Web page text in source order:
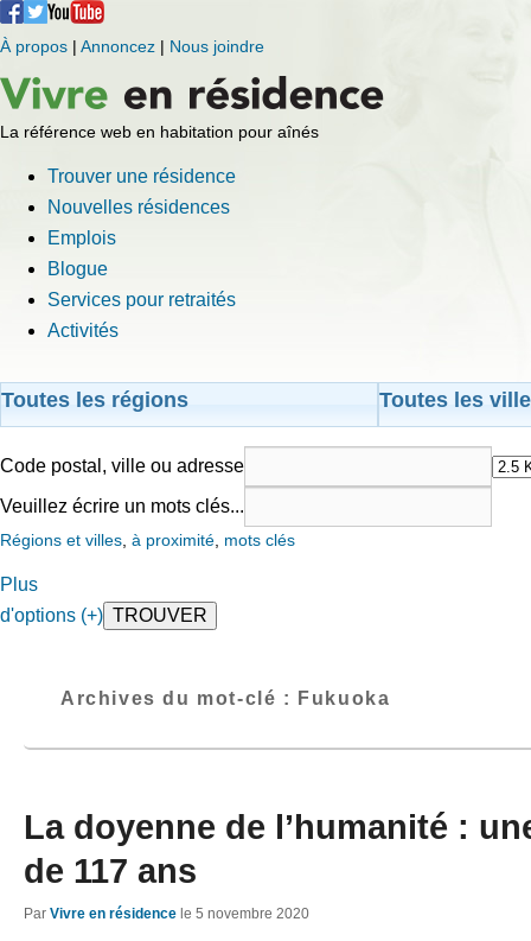
À propos | Annoncez | Nous joindre
La référence web en habitation pour aînés
Trouver une résidence
Nouvelles résidences
Emplois
Blogue
Services pour retraités
Activités
Toutes les régions Toutes les
Code postal, ville ou adresse
Veuillez écrire un mots clés...
Régions et villes à proximité mots clés
Plus
d'options (+)
Archives du mot-clé : Fukuoka
La doyenne de l’humanité :
de 117 ans
Par Vivre en résidence le 5 novembre 2020